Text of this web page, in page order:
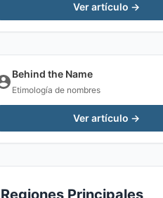
Ver artículo →
Behind the Name
Etimología de nombres
Ver artículo →
Regiones Principales